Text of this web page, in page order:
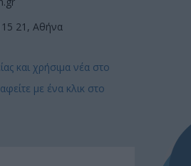
21, Αθήνα
και χρήσιμα νέα στο
με ένα κλικ στο